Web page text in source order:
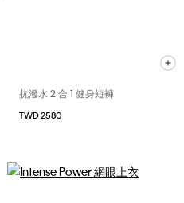
抗潑水 2 合 1 健身短褲
TWD 2580